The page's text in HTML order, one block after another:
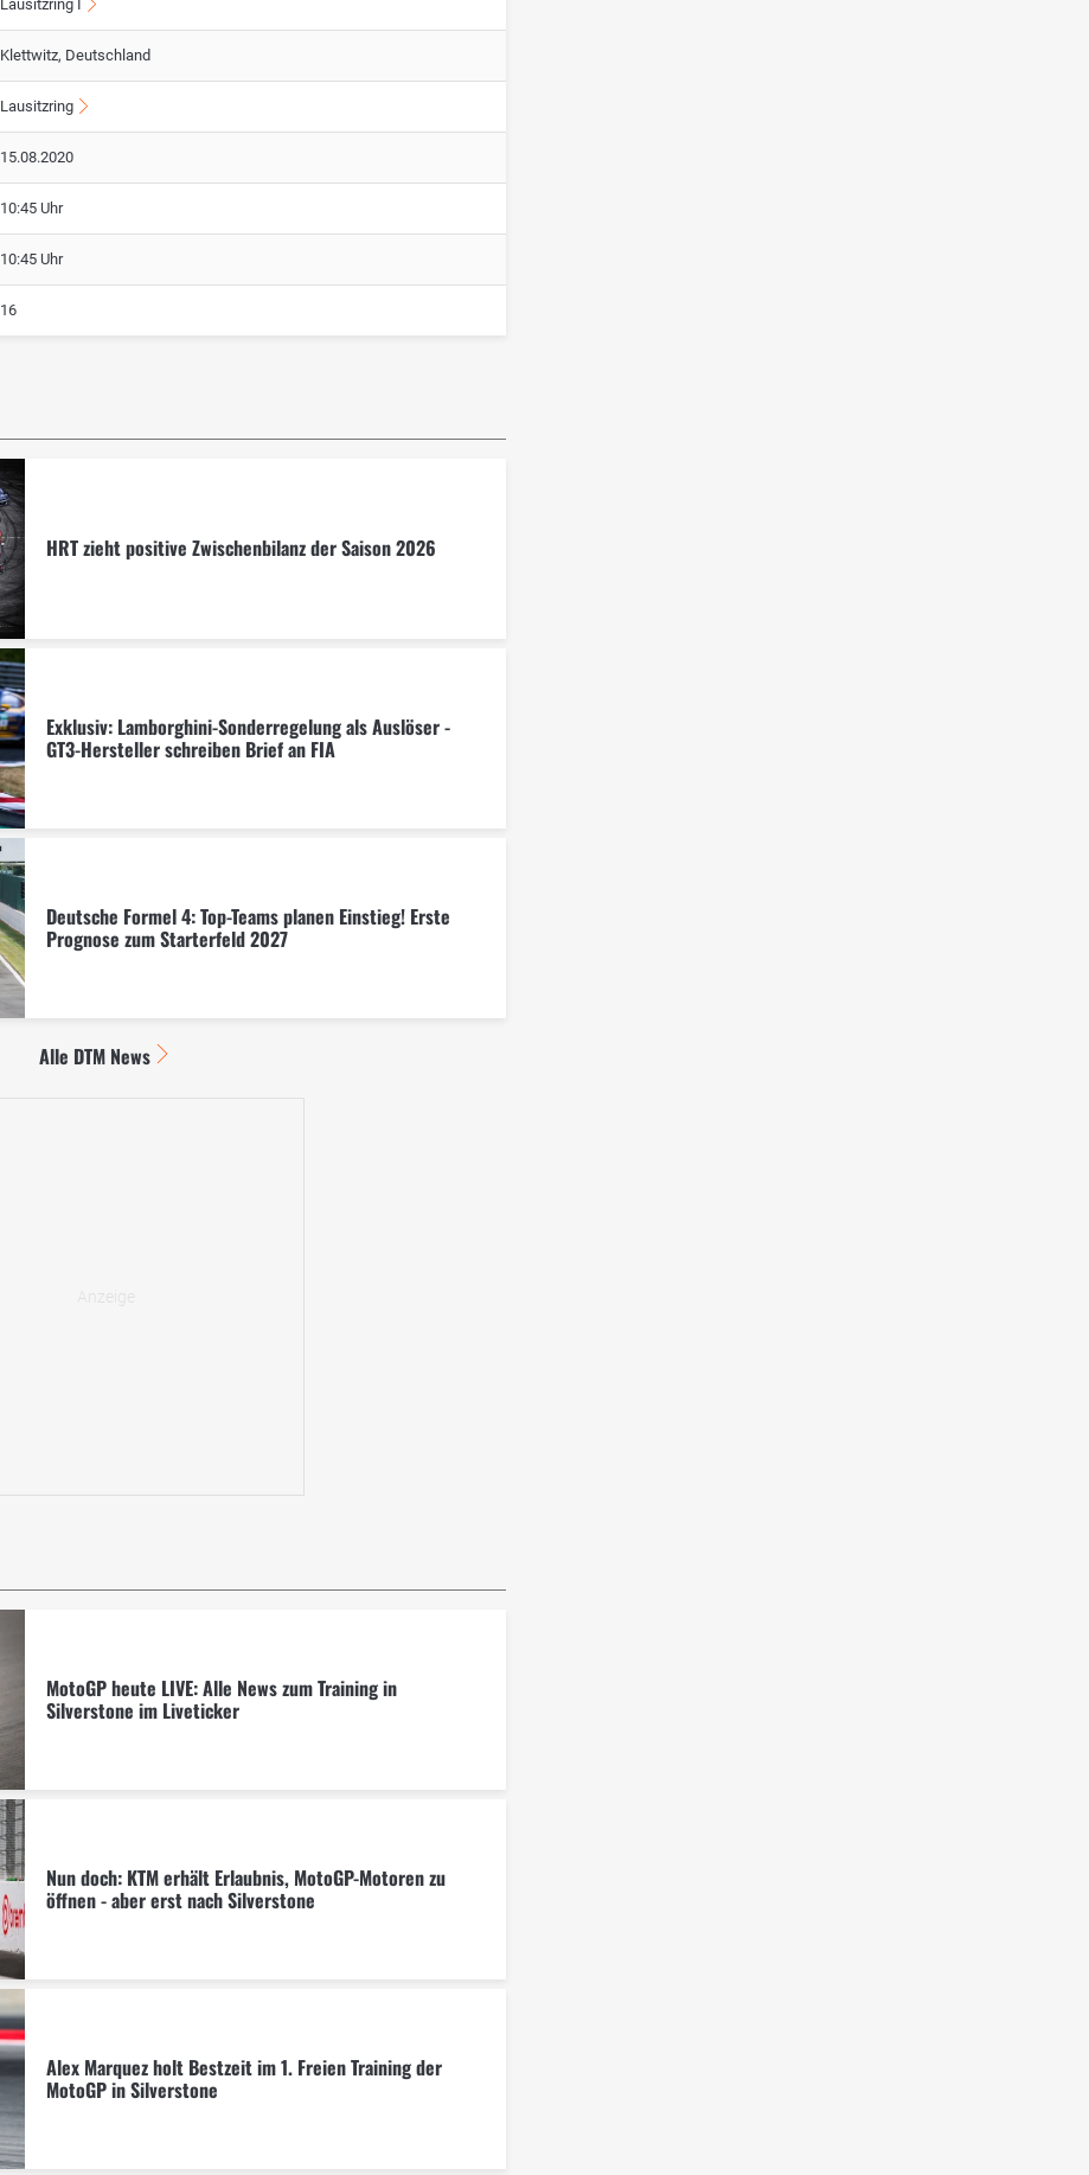
Lausitzring I
Klettwitz, Deutschland
Lausitzring
15.08.2020
10:45 Uhr
10:45 Uhr
16
HRT zieht positive Zwischenbilanz der Saison 2026
Exklusiv: Lamborghini-Sonderregelung als Auslöser -
GT3-Hersteller schreiben Brief an FIA
Deutsche Formel 4: Top-Teams planen Einstieg! Erste
Prognose zum Starterfeld 2027
Alle DTM News
MotoGP heute LIVE: Alle News zum Training in
Silverstone im Liveticker
Nun doch: KTM erhält Erlaubnis, MotoGP-Motoren zu
öffnen - aber erst nach Silverstone
Alex Marquez holt Bestzeit im 1. Freien Training der
MotoGP in Silverstone